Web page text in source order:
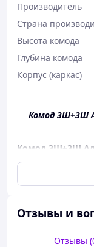
Производитель
Страна
Высота комода
Глубина комода
Корпус (каркас)
Комод 3Ш+3Ш
Комод 3Ш+3Ш
функциональный
Большой комод,
на
качественного
Отзывы и
Отзывы